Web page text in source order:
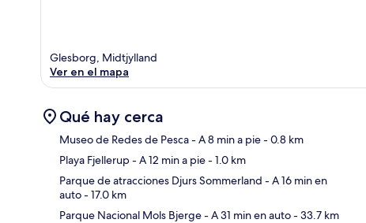
Glesborg, Midtjylland
Ver en el mapa
Qué hay cerca
Museo de Redes de Pesca- A 8 min a pie- 0.8 km
Playa Fjellerup- A 12 min a pie- 1.0 km
Parque de atracciones Djurs Sommerland - A 16 min en
auto- 17.0 km
Parque Nacional Mols Bjerge- A 31 min en auto- 33.7 km